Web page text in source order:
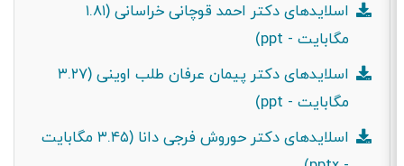
اسلاید‌های دکتر احمد قوچانی خراسانی (۱.۸۱
مگابایت - ppt)
اسلایدهای دکتر پیمان عرفان طلب اوینی (۳.۲۷
مگابایت - ppt)
اسلایدهای دکتر حوروش فرجی دانا (۳.۴۵ مگابایت